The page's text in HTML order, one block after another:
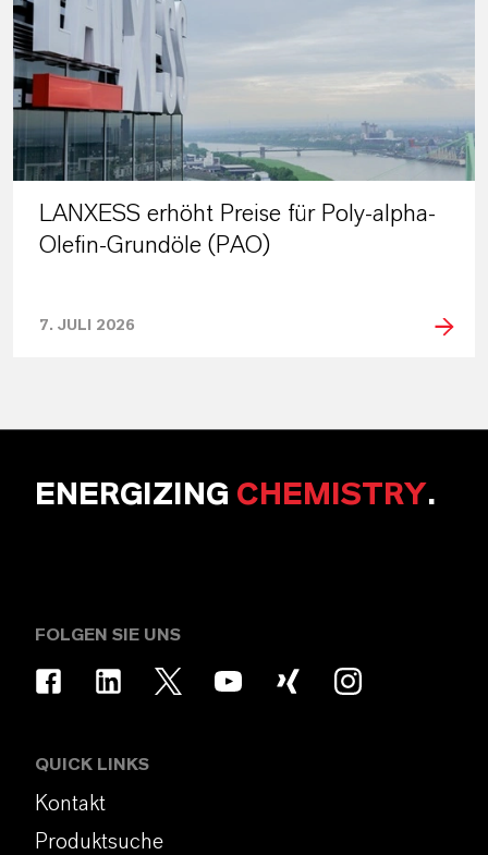
LANXESS erhöht Preise für Poly-alpha-
Olefin-Grundöle (PAO)
7. JULI 2026
ENERGIZING CHEMISTRY.
FOLGEN SIE UNS
QUICK LINKS
Kontakt
Produktsuche